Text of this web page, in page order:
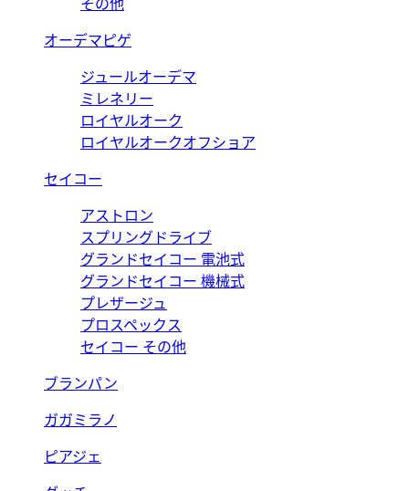
その他
オーデマピゲ
ジュールオーデマ
ミレネリー
ロイヤルオーク
ロイヤルオークオフショア
セイコー
アストロン
スプリングドライブ
グランドセイコー 電池式
グランドセイコー 機械式
プレザージュ
プロスペックス
セイコー その他
ブランパン
ガガミラノ
ピアジェ